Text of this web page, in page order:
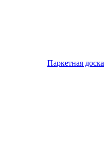
Паркетная доска